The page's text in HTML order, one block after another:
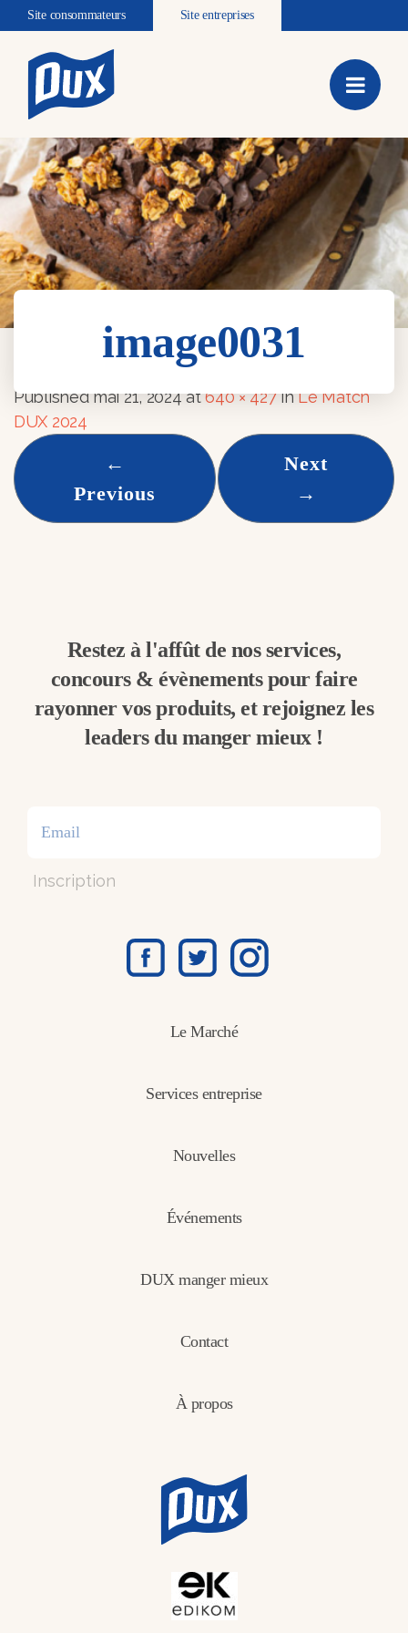
Site consommateurs Site entreprises
image0031
image0031
Publishedmai 21, 2024at640 × 427inLe Match
DUX 2024
←
Previous
Next
→
Restez à l'affût de nos services,
concours & évènements pour faire
rayonner vos produits, et rejoignez les
leaders du manger mieux !
Inscription
Le Marché
Services entreprise
Nouvelles
Événements
DUX manger mieux
Contact
À propos